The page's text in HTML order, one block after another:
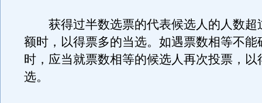
获得过半数选票的代表候选人的人数超
额时，以得票多的当选。如遇票数相等不能
时，应当就票数相等的候选人再次投票，以
选。